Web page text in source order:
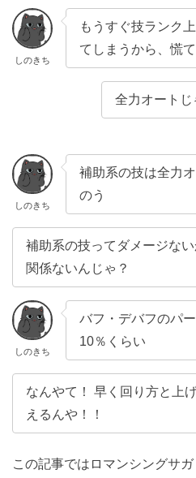
しのきち
もうすぐ技ランク
てしまうから、慌
全力オートじ
しのきち
補助系の技は全力
のう
補助系の技ってダメージな
関係ないんじゃ？
しのきち
バフ・デバフのパ
10％くらい
なんやて！ 早く回り方と上
えるんや！！
この記事ではロマンシングサ